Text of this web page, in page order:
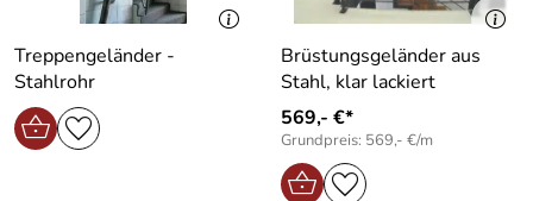
Treppengeländer -
Stahlrohr
Brüstungsgeländer aus
Stahl, klar lackiert
569,- €*
Grundpreis: 569,- €/m